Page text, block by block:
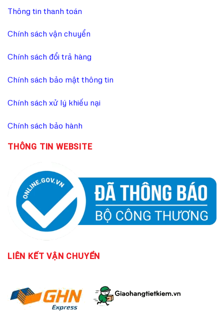
Thông tin thanh toán
Chính sách vận chuyển
Chính sách đổi trả hàng
Chính sách bảo mật thông tin
Chính sách xử lý khiếu nại
Chính sách bảo hành
THÔNG TIN WEBSITE
LIÊN KẾTVẬN CHUYỂN